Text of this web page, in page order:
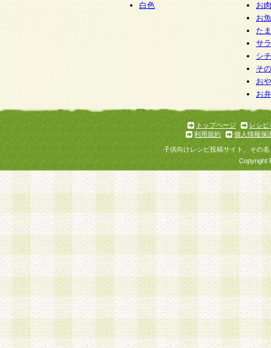
白色
お
お
た
サ
シ
そ
お
お
トップページ
レシピ
利用規約
個人情報保
子供向けレシピ投稿サイト、その
Copyright